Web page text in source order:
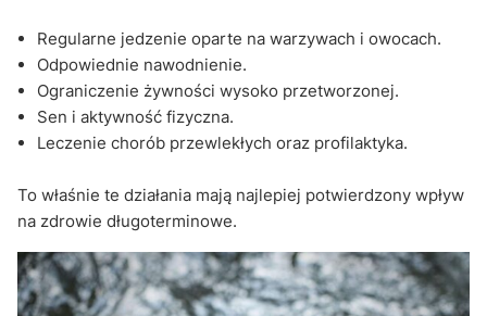
Regularne jedzenie oparte na warzywach i owocach.
Odpowiednie nawodnienie.
Ograniczenie żywności wysoko przetworzonej.
Sen i aktywność fizyczna.
Leczenie chorób przewlekłych oraz profilaktyka.
To właśnie te działania mają najlepiej potwierdzony wpływ
na zdrowie długoterminowe.